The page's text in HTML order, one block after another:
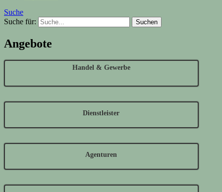
Suche
Suche für:
Angebote
Handel & Gewerbe
Dienstleister
Agenturen